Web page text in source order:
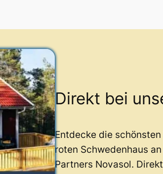
Direkt bei
Entdecke die
roten Schwedenhaus
Partners Novasol.